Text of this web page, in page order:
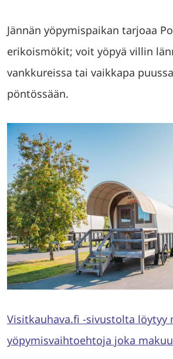
Jännän yöpymispaikan tarjoaa
erikoismökit; voit yöpyä villin
vankkureissa tai vaikkapa
pöntössään.
Visitkauhava.fi -sivustolta löytyy
yöpymisvaihtoehtoja joka